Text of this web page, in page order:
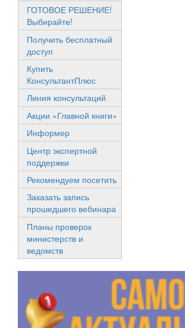
ГОТОВОЕ РЕШЕНИЕ!
Выбирайте!
Получить бесплатный
доступ
Купить
КонсультантПлюс
Линия консультаций
Акции «Главной книги»
Информер
Центр экспертной
поддержки
Рекомендуем посетить
Заказать запись
прошедшего вебинара
Планы проверок
министерств и
ведомств